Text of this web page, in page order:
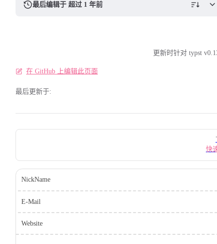
最后编辑于 超过 1 年前
更新时针对 typst
在 GitHub 上编辑此页面
最后更新于:
Pager
快
NickName
E-Mail
Website